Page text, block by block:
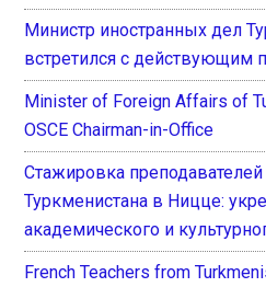
Министр иностранных дел
встретился с действующим
Minister of Foreign Affairs of
OSCE Chairman-in-Office
Стажировка
Туркменистана в Ницце:
академического и
French Teachers from